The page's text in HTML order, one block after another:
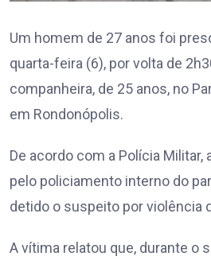
Um homem de 27 anos foi
quarta-feira (6), por volta de
companheira, de 25 anos, no
em Rondonópolis.
De acordo com a Polícia Militar,
pelo policiamento interno do
detido o suspeito por violência
A vítima relatou que, durante o